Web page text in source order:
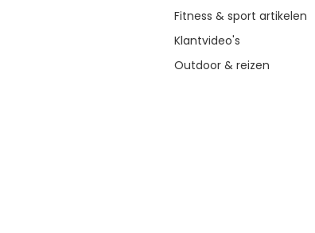
Fitness & sport artikelen
Klantvideo's
Outdoor & reizen